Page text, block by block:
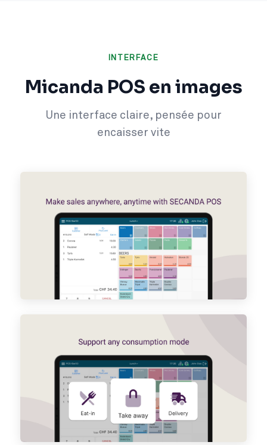
INTERFACE
Micanda POS en images
Une interface claire, pensée pour
encaisser vite